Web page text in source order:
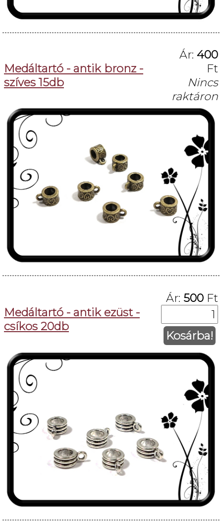
Medáltartó - antik bronz -
szíves 15db
Ár: 400
Ft
Nincs
raktáron
Medáltartó - antik ezüst -
csíkos 20db
Ár: 500 Ft
Kosárba!